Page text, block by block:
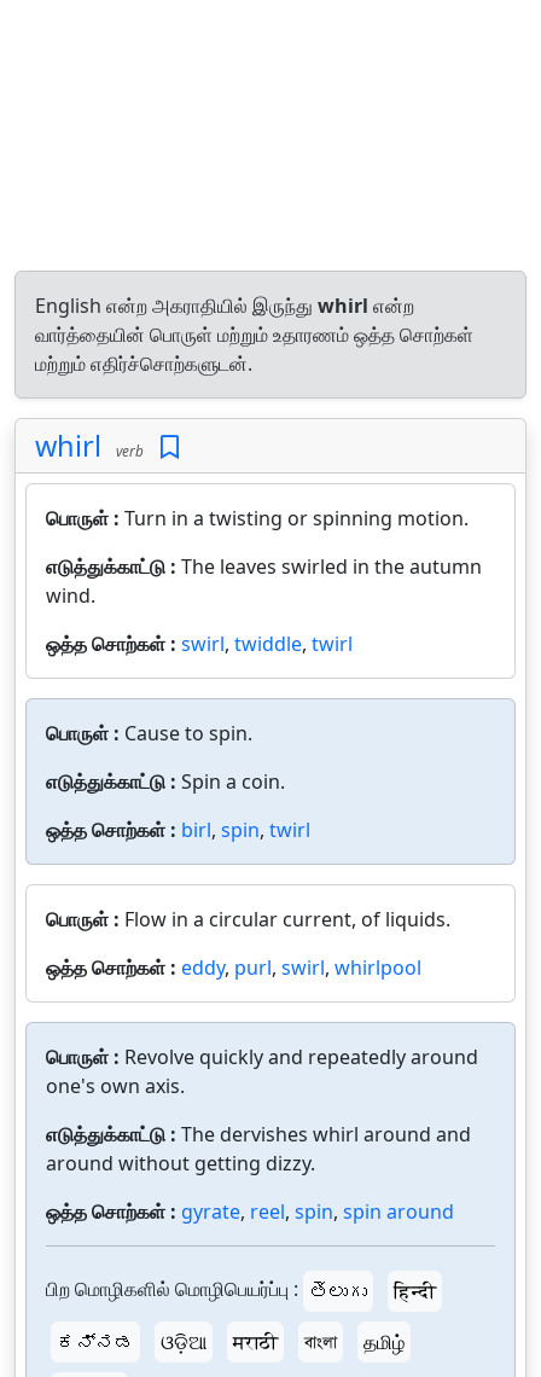
English என்ற அகராதியில் இருந்து whirl என்ற
வார்த்தையின் பொருள் மற்றும் உதாரணம் ஒத்த சொற்கள்
மற்றும் எதிர்ச்சொற்களுடன்.
whirl verb
பொருள் : Turn in a twisting or spinning motion.
எடுத்துக்காட்டு : The leaves swirled in the autumn
wind.
ஒத்த சொற்கள் : swirl, twiddle, twirl
பொருள் : Cause to spin.
எடுத்துக்காட்டு : Spin a coin.
ஒத்த சொற்கள் : birl, spin, twirl
பொருள் : Flow in a circular current, of liquids.
ஒத்த சொற்கள் : eddy, purl, swirl, whirlpool
பொருள் : Revolve quickly and repeatedly around
one's own axis.
எடுத்துக்காட்டு : The dervishes whirl around and
around without getting dizzy.
ஒத்த சொற்கள் : gyrate, reel, spin, spin around
பிற மொழிகளில் மொழிபெயர்ப்பு : తెలుగు
हिन्दी
ಕನ್ನಡ
ଓଡ଼ିଆ मराठी বাংলা
தமிழ்